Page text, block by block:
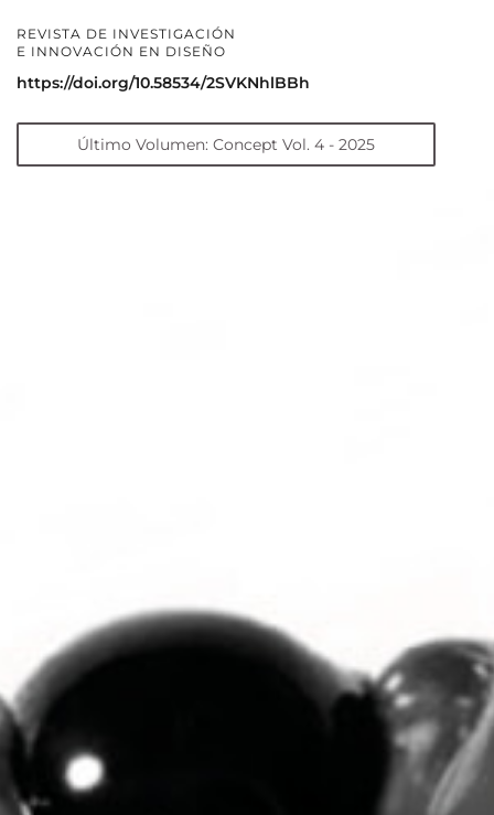
REVISTA DE INVESTIGACIÓN
E INNOVACIÓN EN DISEÑO
https://doi.org/10.58534/2SVKNhlBBh
Último Volumen: Concept Vol. 4 - 2025